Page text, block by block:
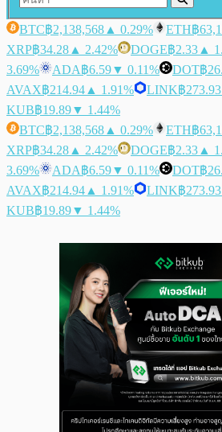
BTC฿2,138,568 ▲ 0.29% ETH฿
XRP฿34.28 ▲ 2.42% DOGE฿2.33 ▲
3.69%
ADA฿6.59▼ 0.11% DOT฿
AVAX฿214.94 ▲ 1.91% LINK฿273.93
KUB฿19.89▼ 1.44%
BTC฿2,138,568 ▲ 0.29% ETH฿
XRP฿34.28 ▲ 2.42% DOGE฿2.33 ▲
3.69%
ADA฿6.59▼ 0.11% DOT฿
AVAX฿214.94 ▲ 1.91% LINK฿273.93
KUB฿19.89▼ 1.44%